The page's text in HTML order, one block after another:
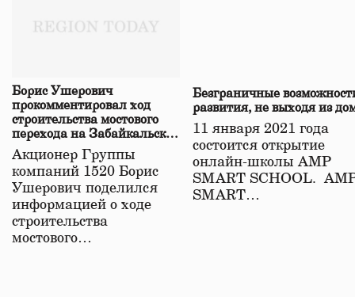
Борис Ушерович
прокомментировал ход
строительства мостового
перехода на Забайкальской
железной дороге
Акционер Группы
компаний 1520 Борис
Ушерович поделился
информацией о ходе
строительства
мостового…
Безграничные
развития, не выходя из
11 января 2021 года
состоится открытие
онлайн-школы АМР
SMART SCHOOL.
SMART…